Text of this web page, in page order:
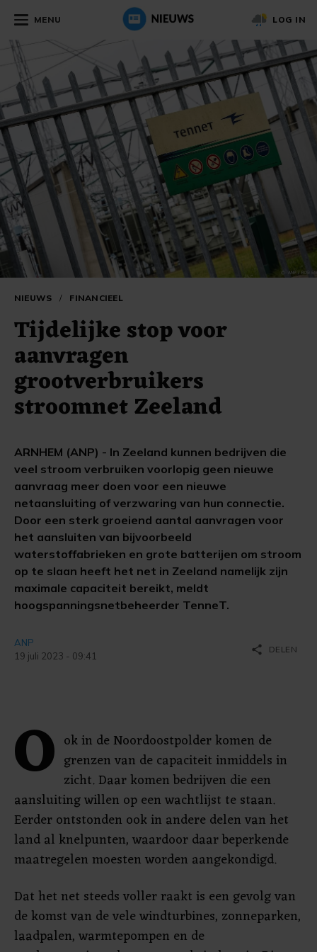
MENU LOG IN
NIEUWS / FINANCIEEL
Tijdelijke stop voor
aanvragen
grootverbruikers
stroomnet Zeeland
ARNHEM (ANP) - In Zeeland kunnen bedrijven die
veel stroom verbruiken voorlopig geen nieuwe
aanvraag meer doen voor een nieuwe
netaansluiting of verzwaring van hun connectie.
Door een sterk groeiend aantal aanvragen voor
het aansluiten van bijvoorbeeld
waterstoffabrieken en grote batterijen om stroom
op te slaan heeft het net in Zeeland namelijk zijn
maximale capaciteit bereikt, meldt
hoogspanningsnetbeheerder TenneT.
ANP
19 juli 2023 - 09:41
share DELEN
O ok in de Noordoostpolder komen de
grenzen van de capaciteit inmiddels in
zicht. Daar komen bedrijven die een
aansluiting willen op een wachtlijst te staan.
Eerder ontstonden ook in andere delen van het
land al knelpunten, waardoor daar beperkende
maatregelen moesten worden aangekondigd.
Dat het net steeds voller raakt is een gevolg van
de komst van de vele windturbines, zonneparken,
laadpalen, warmtepompen en de